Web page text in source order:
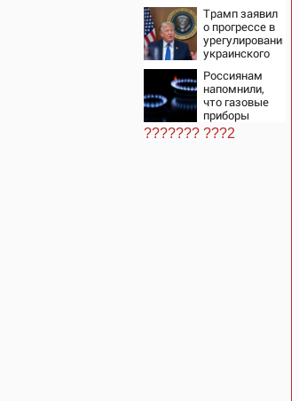
августа 2026:
последствия,
атаки на
склады
Wildberries,
состояние
пострадавших
Трамп заявил
о прогрессе в
урегулировании
украинского
Россиянам
напомнили,
что газовые
приборы
нельзя
ремонтировать
??????? ???2